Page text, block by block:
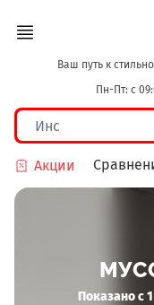
Ваш путь к
Пн-Пт: с
Акции
Показано с